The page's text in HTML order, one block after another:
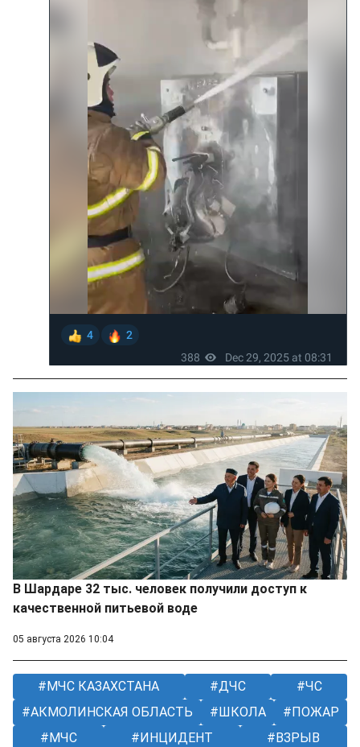
В Шардаре 32 тыс. человек получили доступ к
качественной питьевой воде
05 августа 2026 10:04
МЧС КАЗАХСТАНА ДЧС
ЧС
АКМОЛИНСКАЯ ОБЛАСТЬ
ШКОЛА
ПОЖАР
МЧС
ИНЦИДЕНТ
ВЗРЫВ